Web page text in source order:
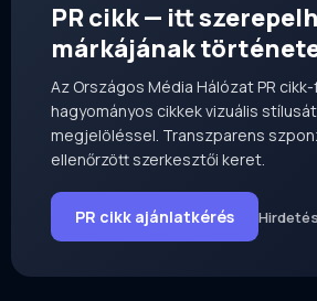
PR cikk — itt
márkájának
Az Országos Média Hálózat PR
hagyományos cikkek vizuális stílusát
megjelöléssel. Transzparens
ellenőrzött szerkesztői keret.
PR cikk ajánlatkérés